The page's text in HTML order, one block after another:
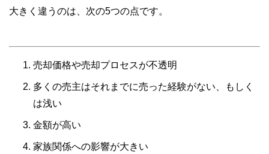
大きく違うのは、次の5つの点です。
売却価格や売却プロセスが不透明
多くの売主はそれまでに売った経験がない、もしく
は浅い
金額が高い
家族関係への影響が大きい